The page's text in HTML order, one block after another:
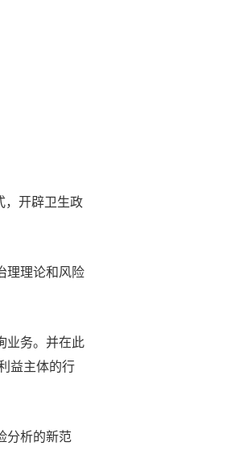
，开辟卫生政
理理论和风险
业务。并在此
益主体的行
分析的新范